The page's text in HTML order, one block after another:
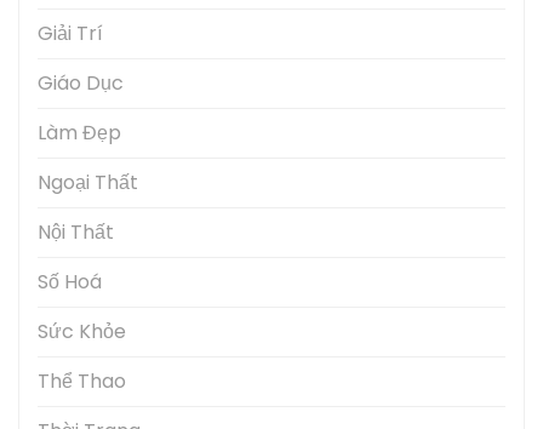
Giải Trí
Giáo Dục
Làm Đẹp
Ngoại Thất
Nội Thất
Số Hoá
Sức Khỏe
Thể Thao